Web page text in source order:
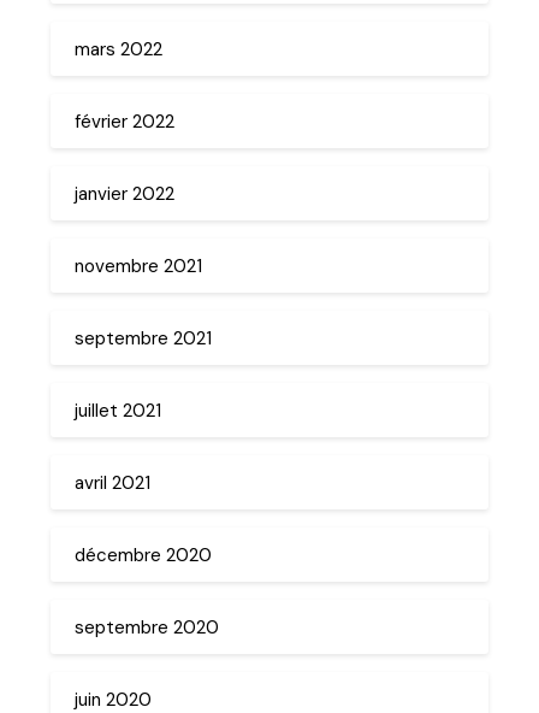
mars 2022
février 2022
janvier 2022
novembre 2021
septembre 2021
juillet 2021
avril 2021
décembre 2020
septembre 2020
juin 2020